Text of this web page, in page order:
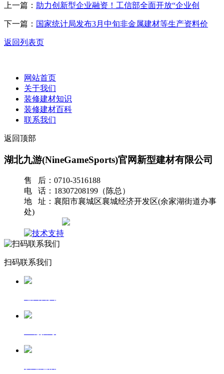
上一篇： 助力创新型企业融资！工信部全面开放“企业创
下一篇： 国家统计局发布3月中旬非金属建材等生产资料价
返回列表页
网站首页
关于我们
装修建材知识
装修建材百科
联系我们
返回顶部
湖北九游(NineGameSports)官网新型建材有限公司
售 后：0710-3516188
电 话：18307208199（陈总）
地 址：襄阳市襄城区襄城经济开发区(余家湖街道办事
处)
扫码联系我们